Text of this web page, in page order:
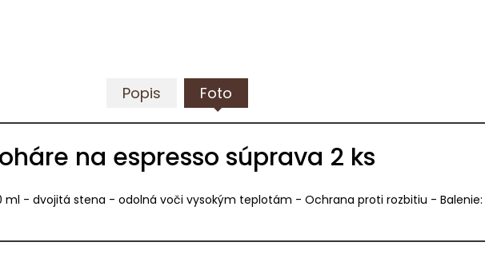
Popis Foto
na espresso súprava 2 ks
- dvojitá stena - odolná voči vysokým teplotám - Ochrana proti rozbitiu - Balenie: